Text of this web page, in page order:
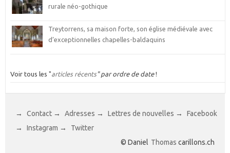
rurale néo-gothique
Treytorrens, sa maison forte, son église médiévale avec
d’exceptionnelles chapelles-baldaquins
Voir tous les "articles récents" par ordre de date!
→ Contact → Adresses → Lettres de nouvelles →
Facebook
→
Instagram →
Twitter
© Daniel Thomas carillons.ch